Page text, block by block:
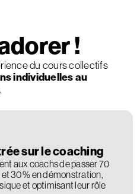
!
du cours collectifs
individuelles au
.
sur le coaching
aux coachs de passer 70
30 % en démonstration,
et optimisant leur rôle